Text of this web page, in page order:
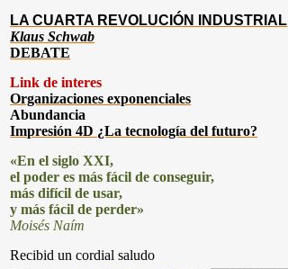
LA CUARTA REVOLUCIÓN INDUSTRIAL
Klaus Schwab
DEBATE
Link de interes
Organizaciones exponenciales
Abundancia
Impresión 4D ¿La tecnología del futuro?
«En el siglo XXI,
el poder es más fácil de conseguir,
más difícil de usar,
y más fácil de perder»
Moisés Naím
Recibid un cordial saludo